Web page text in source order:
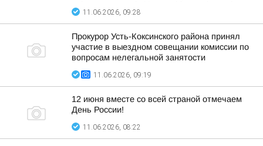
11.06.2026, 09:28
Прокурор Усть-Коксинского района принял
участие в выездном совещании комиссии по
вопросам нелегальной занятости
11.06.2026, 09:19
12 июня вместе со всей страной отмечаем
День России!
11.06.2026, 08:22